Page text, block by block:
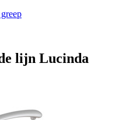
lijn Lucinda